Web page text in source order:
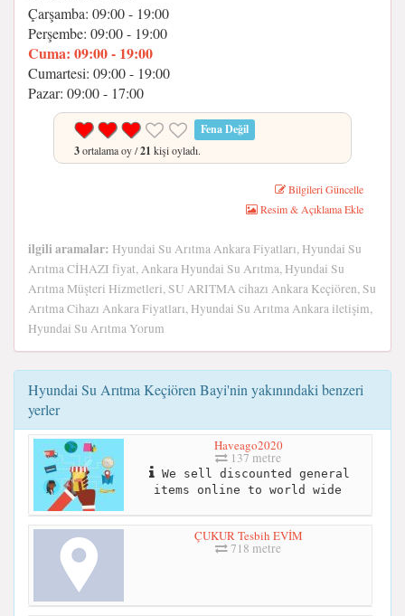
Çarşamba: 09:00 - 19:00
Perşembe: 09:00 - 19:00
Cuma: 09:00 - 19:00
Cumartesi: 09:00 - 19:00
Pazar: 09:00 - 17:00
Fena Değil
3ortalama oy /21 kişi oyladı.
Bilgileri Güncelle
Resim & Açıklama Ekle
ilgili aramalar: Hyundai Su Arıtma Ankara Fiyatları, Hyundai Su
Arıtma CİHAZI fiyat, Ankara Hyundai Su Arıtma, Hyundai Su
Arıtma Müşteri Hizmetleri, SU ARITMA cihazı Ankara Keçiören, Su
Arıtma Cihazı Ankara Fiyatları, Hyundai Su Arıtma Ankara iletişim,
Hyundai Su Arıtma Yorum
Hyundai Su Arıtma Keçiören Bayi'nin yakınındaki benzeri
yerler
Haveago2020
137 metre
We sell discounted general
items online to world wide
ÇUKUR Tesbih EVİM
718 metre